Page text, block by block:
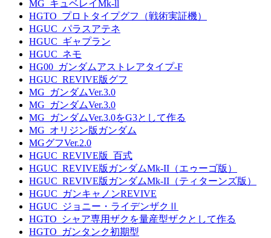
MG_キュベレイMk-ll
HGTO_プロトタイプグフ（戦術実証機）
HGUC_パラスアテネ
HGUC_ギャプラン
HGUC_ネモ
HG00_ガンダムアストレアタイプ-F
HGUC_REVIVE版グフ
MG_ガンダムVer.3.0
MG_ガンダムVer.3.0
MG_ガンダムVer.3.0をG3として作る
MG_オリジン版ガンダム
MGグフVer.2.0
HGUC_REVIVE版_百式
HGUC_REVIVE版ガンダムMk-II（エゥーゴ版）
HGUC_REVIVE版ガンダムMk-II（ティターンズ版）
HGUC_ガンキャノンREVIVE
HGUC_ジョニー・ライデンザクⅡ
HGTO_シャア専用ザクを量産型ザクとして作る
HGTO_ガンタンク初期型